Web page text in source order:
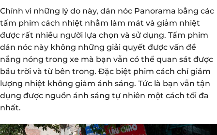
Chính vì những lý do này, dán nóc Panorama bằng các
tấm phim cách nhiệt nhằm làm mát và giảm nhiệt
được rất nhiều người lựa chọn và sử dụng. Tấm phim
dán nóc này không những giải quyết được vấn đề
nắng nóng trong xe mà bạn vẫn có thể quan sát được
bầu trời và từ bên trong. Đặc biệt phim cách chỉ giảm
lượng nhiệt không giảm ánh sáng. Tức là bạn vẫn tận
dụng được nguồn ánh sáng tự nhiên một cách tối đa
nhất.